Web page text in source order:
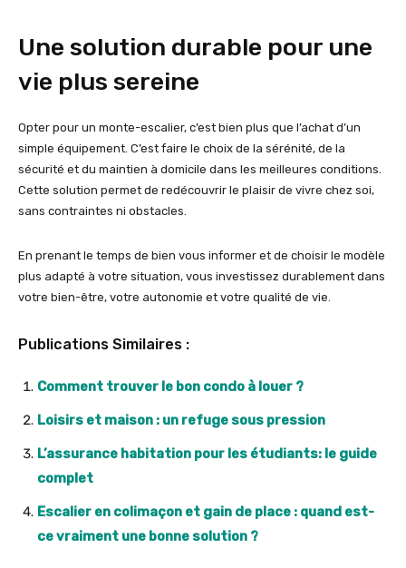
Une solution durable pour une
vie plus sereine
Opter pour un monte-escalier, c’est bien plus que l’achat d’un
simple équipement. C’est faire le choix de la sérénité, de la
sécurité et du maintien à domicile dans les meilleures conditions.
Cette solution permet de redécouvrir le plaisir de vivre chez soi,
sans contraintes ni obstacles.
En prenant le temps de bien vous informer et de choisir le modèle
plus adapté à votre situation, vous investissez durablement dans
votre bien-être, votre autonomie et votre qualité de vie.
Publications Similaires :
Comment trouver le bon condo à louer ?
Loisirs et maison : un refuge sous pression
L’assurance habitation pour les étudiants: le guide
complet
Escalier en colimaçon et gain de place : quand est-
ce vraiment une bonne solution ?